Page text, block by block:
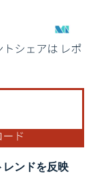
が必要です。
ンドを反映